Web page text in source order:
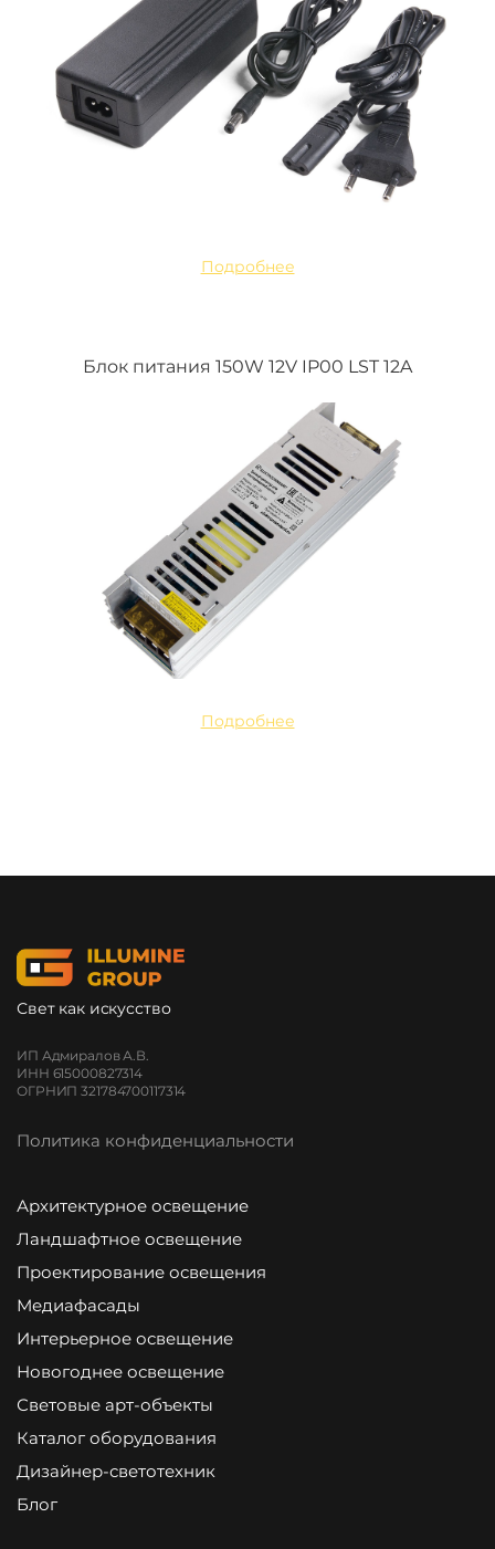
Подробнее
Блок питания 150W 12V IP00 LST 12A
Подробнее
Свет как искусство
ИП Адмиралов А.В.
ИНН 615000827314
ОГРНИП 321784700117314
Политика конфиденциальности
Архитектурное освещение
Ландшафтное освещение
Проектирование освещения
Медиафасады
Интерьерное освещение
Новогоднее освещение
Световые арт-объекты
Каталог оборудования
Дизайнер-светотехник
Блог